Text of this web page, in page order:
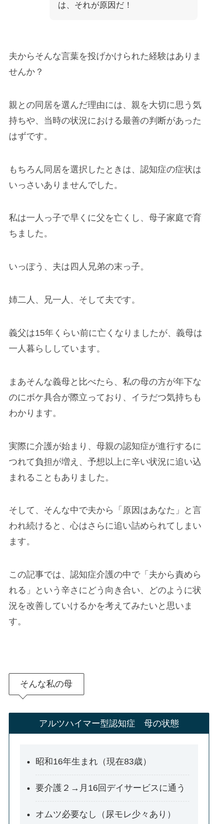
は、それが原因だ！
夫からそんな言葉を投げかけられた経験はありま
せんか？
親との同居を選んだ理由には、親を大切に思う気
持ちや、当時の状況における最善の判断があった
はずです。
もちろん同居を選択したときは、認知症の症状は
いっさいありませんでした。
私は一人っ子で早くに父を亡くし、母子家庭で育
ちました。
いっぽう、夫は四人兄弟の末っ子。
姉二人、兄一人、そして夫です。
義父は15年くらい前に亡くなりましたが、義母は
一人暮らししています。
まあそんな義母と比べたら、私の母の方が年下な
のにボケ具合が際立っており、イラだつ気持ちも
わかります。
実際に介護が始まり、母親の認知症が進行するに
つれて負担が増え、予想以上に辛い状況に追い込
まれることもありました。
そして、そんな中で夫から「原因はあなた」と言
われ続けると、心はさらに追い詰められてしまい
ます。
この記事では、認知症介護の中で「夫から責めら
れる」という辛さにどう向き合い、どのように状
況を改善していけるかを考えてみたいと思いま
す。
そんな私の母
アルツハイマー型認知症 母の状態
昭和16年生まれ（現在83歳）
要介護２→月16回デイサービスに通う
オムツ必要なし（尿モレ少々あり）